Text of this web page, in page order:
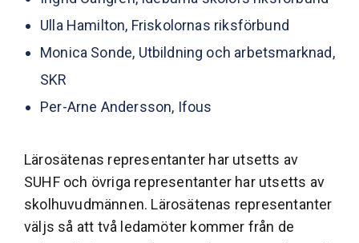
Ulla Hamilton, Friskolornas riksförbund
Monica Sonde, Utbildning och arbetsmarknad,
SKR
Per-Arne Andersson, Ifous
Lärosätenas representanter har utsetts av
SUHF och övriga representanter har utsetts av
skolhuvudmännen. Lärosätenas representanter
väljs så att två ledamöter kommer från de